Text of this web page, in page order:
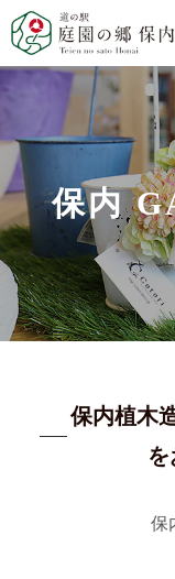
保内
保内植木
を
保